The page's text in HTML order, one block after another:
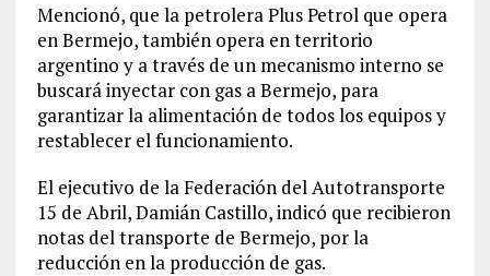
Mencionó, que la petrolera Plus Petrol que opera
en Bermejo, también opera en territorio
argentino y a través de un mecanismo interno se
buscará inyectar con gas a Bermejo, para
garantizar la alimentación de todos los equipos y
restablecer el funcionamiento.
El ejecutivo de la Federación del Autotransporte
15 de Abril, Damián Castillo, indicó que recibieron
notas del transporte de Bermejo, por la
reducción en la producción de gas.